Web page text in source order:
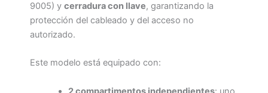
9005) y cerradura con llave, garantizando la
protección del cableado y del acceso no
autorizado.
Este modelo está equipado con: